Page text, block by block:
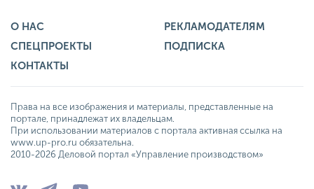
О НАС
РЕКЛАМОДАТЕЛЯМ
СПЕЦПРОЕКТЫ
ПОДПИСКА
КОНТАКТЫ
Права на все изображения и материалы, представленные на
портале, принадлежат их владельцам.
При использовании материалов с портала активная ссылка на
www.up-pro.ru обязательна.
2010-2026 Деловой портал «Управление производством»